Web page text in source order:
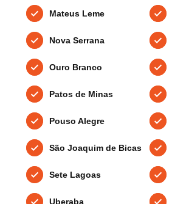
Mateus Leme
Nova Serrana
Ouro Branco
Patos de Minas
Pouso Alegre
São Joaquim de Bicas
Sete Lagoas
Uberaba